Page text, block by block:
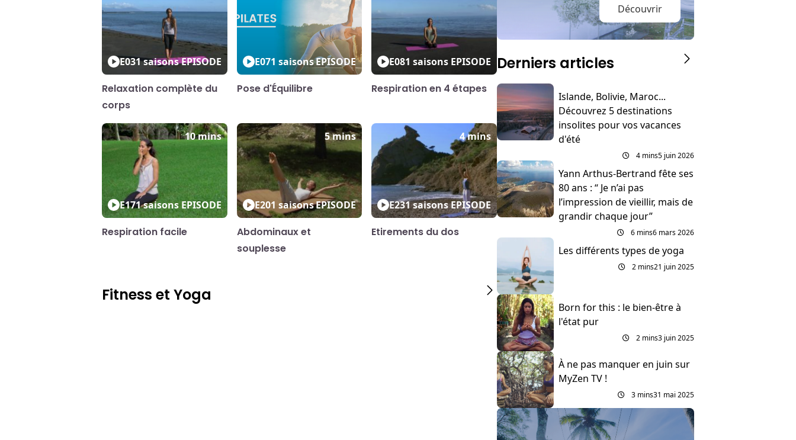
E031 saisonsEPISODE
Relaxation complète du
corps
E071 saisonsEPISODE
Pose d'Équilibre
E081 saisons EPISODE
Respiration en 4 étapes
E171 saisons
10 mins
EPISODE
Respiration facile
E201 saisons
5 mins
EPISODE
Abdominaux et
souplesse
E231 saisons
4 mins
EPISODE
Etirements du dos
Fitness et Yoga
Découvrir
Derniers articles
Islande, Bolivie, Maroc...
Découvrez 5 destinations
insolites pour vos vacances
d'été
4 mins5 juin 2026
Yann Arthus-Bertrand fête ses
80 ans : “ Je n’ai pas
l’impression de vieillir, mais de
grandir chaque jour”
6 mins6 mars 2026
Les différents types de yoga
2 mins21 juin 2025
Born for this : le bien-être à
l'état pur
2 mins3 juin 2025
À ne pas manquer en juin sur
MyZen TV !
3 mins31 mai 2025